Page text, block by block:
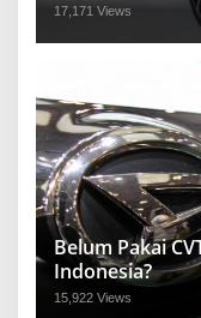
17,171 Views
Belum Pakai
Indonesia?
15,922 Views